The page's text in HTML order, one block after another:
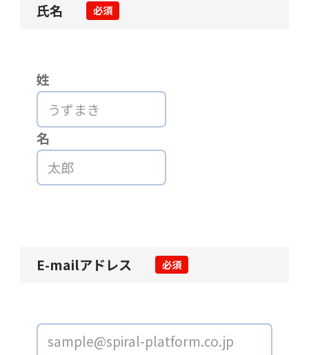
氏名 必須
姓
名
E-mailアドレス 必須